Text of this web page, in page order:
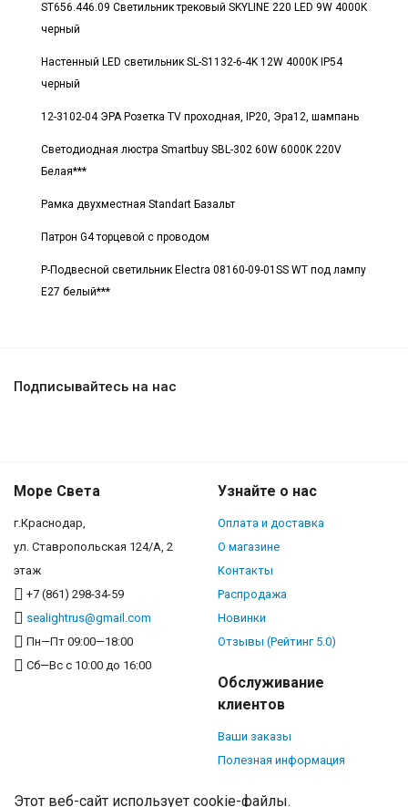
ST656.446.09 Светильник трековый SKYLINE 220 LED 9W 4000K
черный
Настенный LED светильник SL-S1132-6-4K 12W 4000K IP54
черный
12-3102-04 ЭРА Розетка TV проходная, IP20, Эра12, шампань
Светодиодная люстра Smartbuy SBL-302 60W 6000K 220V
Белая***
Рамка двухместная Standart Базальт
Патрон G4 торцевой с проводом
Р-Подвесной светильник Electra 08160-09-01SS WT под лампу
E27 белый***
Подписывайтесь на нас
Море Света
г.Краснодар,
ул. Ставропольская 124/А, 2
этаж
+7 (861) 298-34-59
sealightrus@gmail.com
Пн—Пт 09:00—18:00
Сб—Вс с 10:00 до 16:00
Узнайте о нас
Оплата и доставка
О магазине
Контакты
Распродажа
Новинки
Отзывы (Рейтинг 5.0)
Обслуживание
клиентов
Ваши заказы
Полезная информация
Этот веб-сайт использует cookie-файлы.